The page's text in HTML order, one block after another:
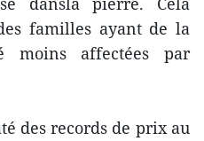
familles ayant de la
moins affectées par
des records de prix au